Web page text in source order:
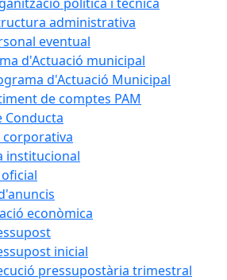
administrativa
eventual
d'Actuació municipal
d'Actuació Municipal
de comptes PAM
Conducta
institucional
econòmica
inicial
pressupostària trimestral